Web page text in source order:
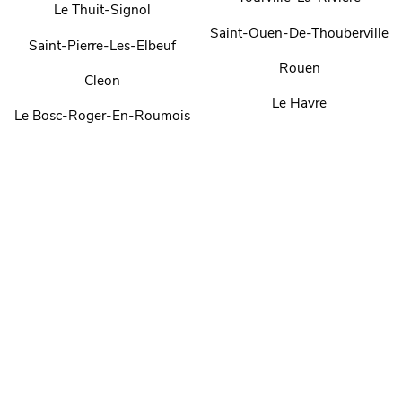
Le Thuit-Signol
Saint-Pierre-Les-Elbeuf
Cleon
Le Bosc-Roger-En-Roumois
Saint-Ouen-De-Thouberville
Rouen
Le Havre